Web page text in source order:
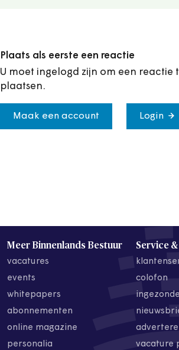
Plaats als eerste een reactie
U moet ingelogd zijn om een reactie
plaatsen.
Maak een account Login
Meer Binnenlands Bestuur
vacatures
events
whitepapers
abonnementen
online magazine
personalia
Service
colofon
vacature